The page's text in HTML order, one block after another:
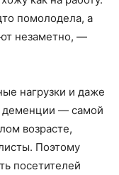
помолодела, а
незаметно, —
нагрузки и даже
деменции — самой
возрасте,
Поэтому
посетителей